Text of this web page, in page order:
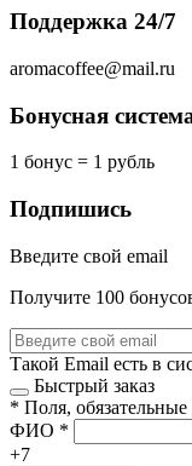
Поддержка 24/7
aromacoffee@mail.ru
Бонусная
1 бонус = 1 рубль
Подпишись
Введите свой email
Получите 100
Такой Email есть в
Быстрый заказ
* Поля,
ФИО *
+7